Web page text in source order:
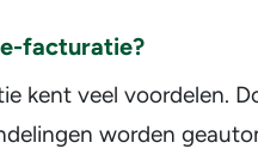
facturatie?
kent veel voordelen.
worden